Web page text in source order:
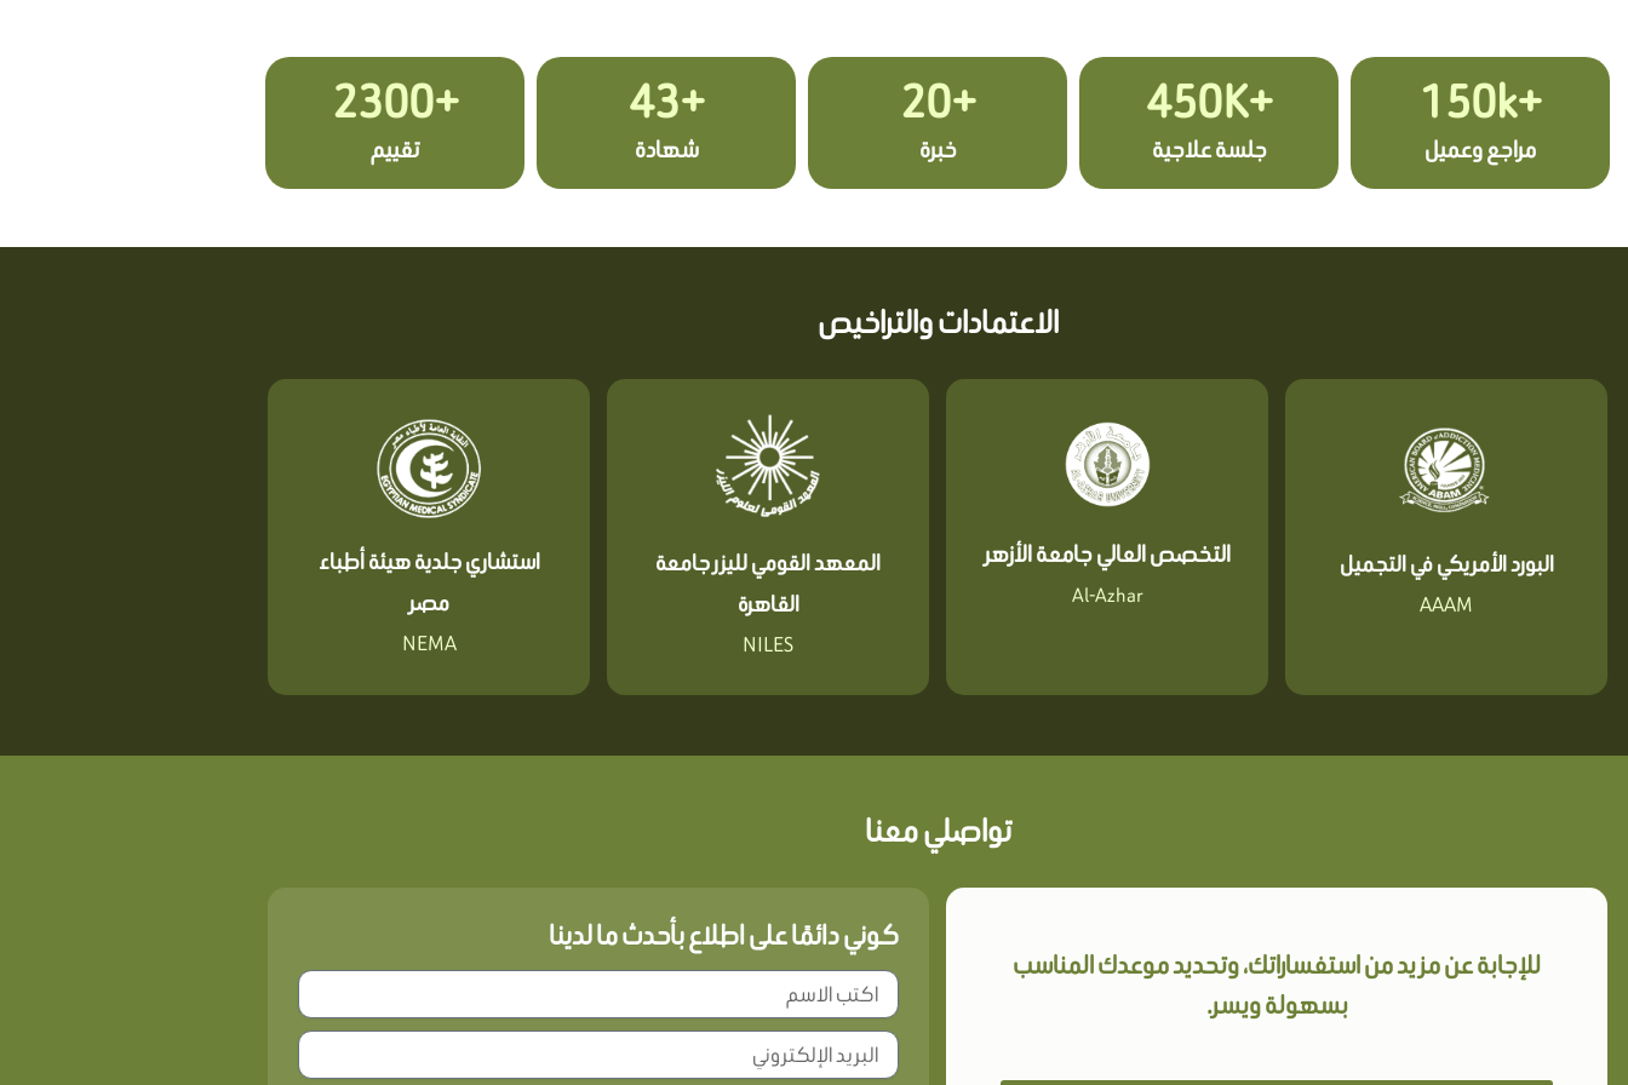
+150k
مراجع وعميل
+450K
جلسة علاجية
+20
خبرة
+43
شهادة
+2300
تقييم
الاعتمادات والتراخيص
البورد الأمريكي في التجميل
AAAM
التخصص العالي جامعة الأزهر
Al-Azhar
المعهد القومي لليزر جامعة
القاهرة
NILES
استشاري جلدية هيئة أطباء
مصر
NEMA
تواصلي معنا
للإجابة عن مزيد من استفساراتك، وتحديد موعدك المناسب
بسهولة ويسر.
كوني دائمًا على اطلاع بأحدث ما لدينا